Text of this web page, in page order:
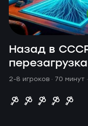
Назад в
перезагрузка
2-8 игроков · 70 минут